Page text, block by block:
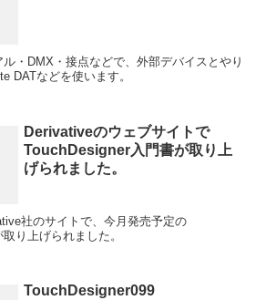
・DMX・接点などで、外部デバイスとやり
DATなどを使います。
Derivativeのウェブサイトで
TouchDesigner入門書が取り上
げられました。
社のサイトで、今月発売予定の
り上げられました。
TouchDesigner099